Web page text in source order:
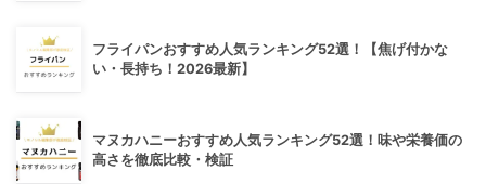
フライパンおすすめ人気ランキング52選！【焦げ付かな
い・長持ち！2026最新】
マヌカハニーおすすめ人気ランキング52選！味や栄養価の
高さを徹底比較・検証